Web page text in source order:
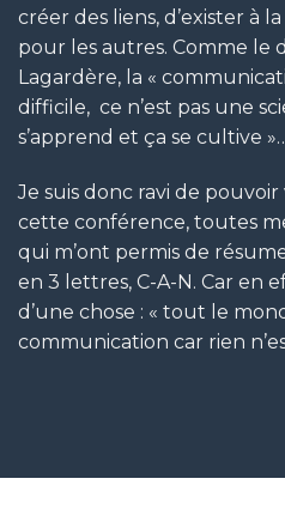
créer des liens, d’exister à
pour les autres. Comme le
Lagardère, la «
difficile, ce n’est pas une
s’apprend et ça se cultive
Je suis donc ravi de
cette conférence, toutes
qui m’ont permis de
en 3 lettres, C-A-N. Car en
d’une chose : « tout le
communication car rien